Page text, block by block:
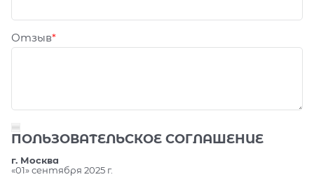
Отзыв
ПОЛЬЗОВАТЕЛЬСКОЕ СОГЛАШЕНИЕ
г. Москва
«01» сентября 2025 г.